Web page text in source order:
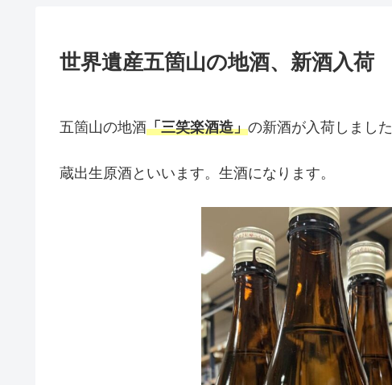
世界遺産五箇山の地酒、新酒入荷
五箇山の地酒「三笑楽酒造」の新酒が入荷しました
蔵出生原酒といいます。生酒になります。